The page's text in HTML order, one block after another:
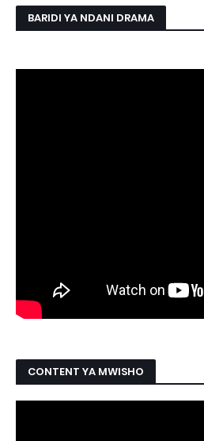
BARIDI YA NDANI DRAMA
CONTENT YA MWISHO